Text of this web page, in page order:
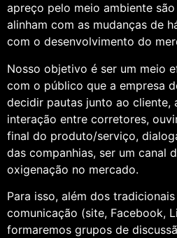
apreço pelo meio ambiente
alinham com as mudanças de
com o desenvolvimento do
Nosso objetivo é ser um meio
com o público que a empresa
decidir pautas junto ao cliente,
interação entre corretores,
final do produto/serviço,
das companhias, ser um canal
oxigenação no mercado.
Para isso, além dos
comunicação (site, Facebook,
formaremos grupos de